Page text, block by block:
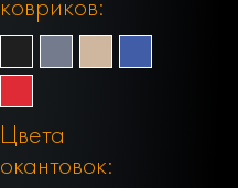
Цвета
окантовок: